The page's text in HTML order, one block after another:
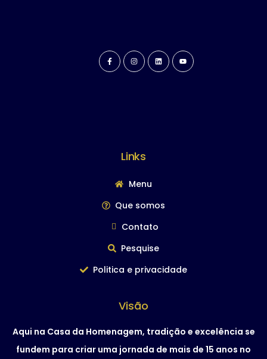
Links
Menu
Que somos
Contato
Pesquise
Politica e privacidade
Visão
Aqui na Casa da Homenagem, tradição e excelência se
fundem para criar uma jornada de mais de 15 anos no